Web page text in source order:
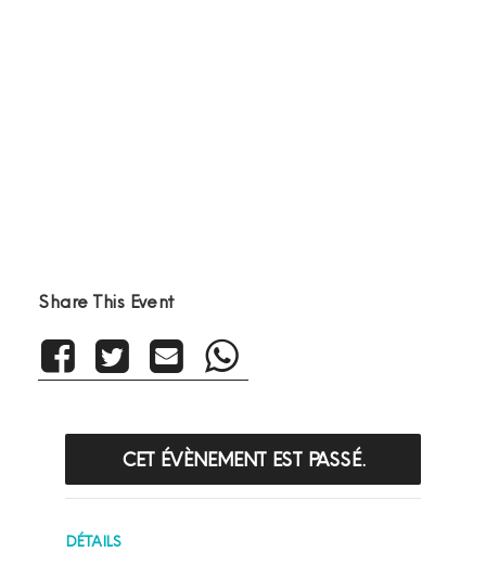
Share This Event
CET ÉVÈNEMENT EST PASSÉ.
DÉTAILS